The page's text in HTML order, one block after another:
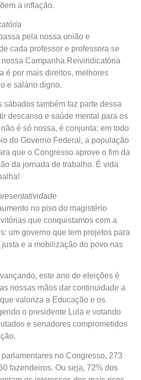
a inflação.
pela nossa união e
cada professor e professora se
Campanha Reivindicatória
é por mais direitos, melhores
e salário digno.
sábados também faz parte dessa
descanso e saúde mental para os
é só nossa, é conjunta: em todo
do Governo Federal, a população
que o Congresso aprove o fim da
da jornada de trabalho. É vida
no piso do magistério
que conquistamos com a
um governo que tem projetos para
e a mobilização do povo nas
este ano de eleições é
nossas mãos dar continuidade a
valoriza a Educação e os
o presidente Lula e votando
e senadores comprometidos
no Congresso, 273
fazendeiros. Ou seja, 72% dos